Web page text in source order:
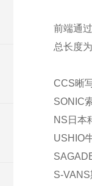
前端通
总长度
CCS晰
SONIC
NS日本
USHIO
S-